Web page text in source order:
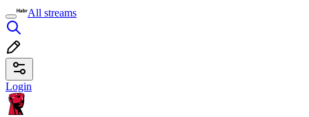
All streams
Login